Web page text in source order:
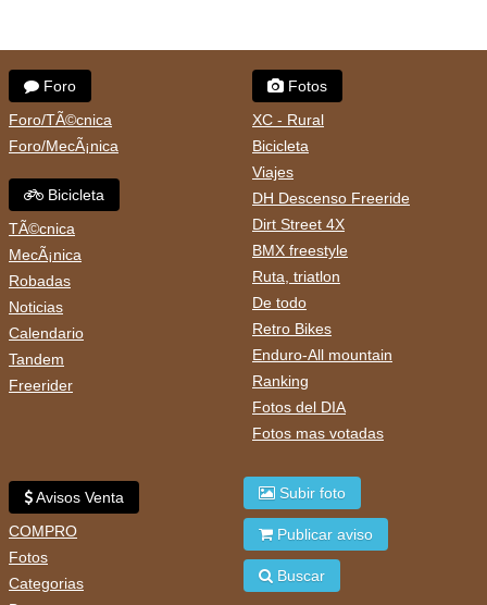
Foro
Foro/TÃ©cnica
Foro/MecÃ¡nica
Bicicleta
TÃ©cnica
MecÃ¡nica
Robadas
Noticias
Calendario
Tandem
Freerider
Fotos
XC - Rural
Bicicleta
Viajes
DH Descenso Freeride
Dirt Street 4X
BMX freestyle
Ruta, triatlon
De todo
Retro Bikes
Enduro-All mountain
Ranking
Fotos del DIA
Fotos mas votadas
Avisos Venta
COMPRO
Fotos
Categorias
Subir foto
Publicar aviso
Buscar